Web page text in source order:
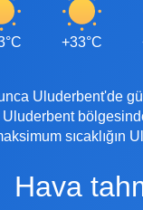
+33°C
Uluderbent'de
sıcaklığın
Hava